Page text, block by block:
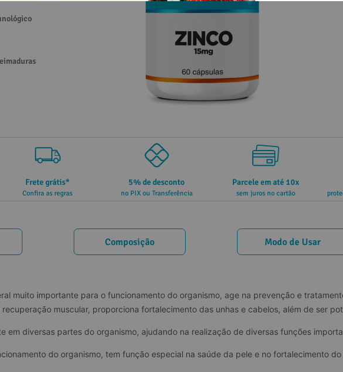
Frete grátis*
Confira as regras
5% de desconto
no PIX ou Transferência
Parcele em até 10x
sem juros no cartão
Composição Modo de Usar
muito importante para o funcionamento do organismo, age na prevenção e
muscular, proporciona fortalecimento das unhas e cabelos, além de ser
em diversas partes do organismo, ajudando na realização de diversas funções
do organismo, tem função especial na saúde da pele e no fortalecimento